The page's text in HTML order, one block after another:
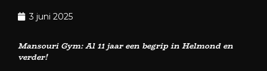
3 juni 2025
Mansouri Gym: Al 11 jaar een begrip in Helmond en
verder!